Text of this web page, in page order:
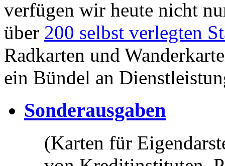
verfügen wir heute nicht
über 200 selbst verlegten
Radkarten und
ein Bündel an
Sonderausgaben
(Karten für